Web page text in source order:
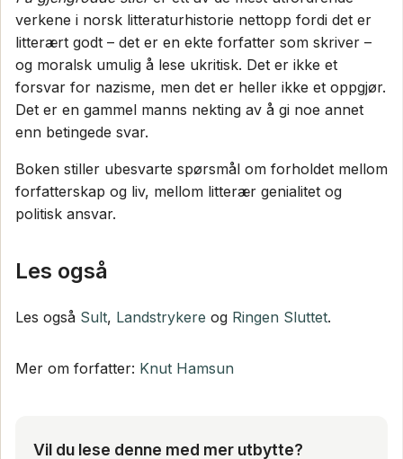
verkene i norsk litteraturhistorie nettopp fordi det er
litterært godt – det er en ekte forfatter som skriver –
og moralsk umulig å lese ukritisk. Det er ikke et
forsvar for nazisme, men det er heller ikke et oppgjør.
Det er en gammel manns nekting av å gi noe annet
enn betingede svar.
Boken stiller ubesvarte spørsmål om forholdet mellom
forfatterskap og liv, mellom litterær genialitet og
politisk ansvar.
Les også
Les også Sult, Landstrykere og Ringen Sluttet.
Mer om forfatter: Knut Hamsun
Vil du lese denne med mer utbytte?